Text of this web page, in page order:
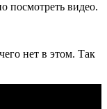
посмотреть видео.
нет в этом. Так